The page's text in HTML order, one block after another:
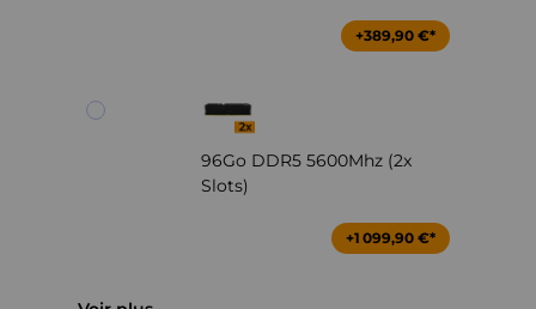
+389,90 €*
96Go DDR5 5600Mhz (2x
Slots)
+1 099,90 €*